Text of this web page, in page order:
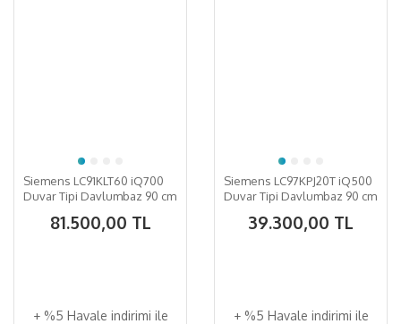
Siemens LC91KLT60 iQ700
Duvar Tipi Davlumbaz 90 cm
81.500,00 TL
+ %5 Havale indirimi ile
Siemens LC97KPJ20T iQ500
Duvar Tipi Davlumbaz 90 cm
39.300,00 TL
+ %5 Havale indirimi ile